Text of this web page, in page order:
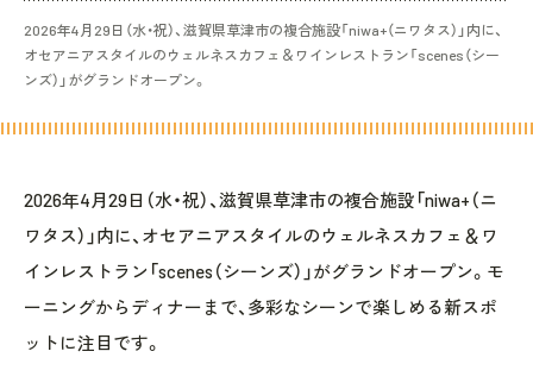
2026年4月29日（水・祝）、滋賀県草津市の複合施設「niwa+（ニワタス）」内に、
オセアニアスタイルのウェルネスカフェ＆ワインレストラン「scenes（シー
ンズ）」がグランドオープン。
2026年4月29日（水・祝）、滋賀県草津市の複合施設「niwa+（ニ
ワタス）」内に、オセアニアスタイルのウェルネスカフェ＆ワ
インレストラン「scenes（シーンズ）」がグランドオープン。モ
ーニングからディナーまで、多彩なシーンで楽しめる新スポ
ットに注目です。